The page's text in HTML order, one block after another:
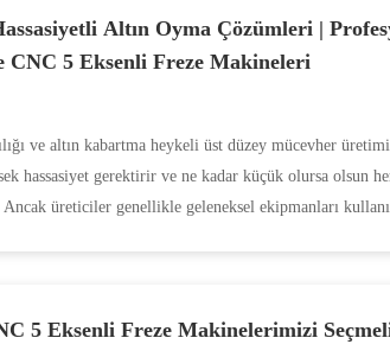
Altın Oyma Çözümleri |
CNC 5 Eksenli Freze Makineleri
ve altın kabartma heykeli üst düzey mücevher
hassasiyet gerektirir ve ne kadar küçük olursa olsun
üreticiler genellikle geleneksel ekipmanları
5 Eksenli Freze Makinelerimizi